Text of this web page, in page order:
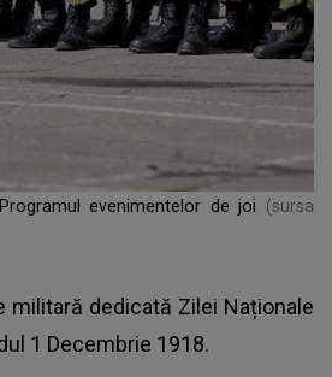
evenimentelor de joi
(sursa
militară dedicată Zilei Naționale
1 Decembrie 1918.